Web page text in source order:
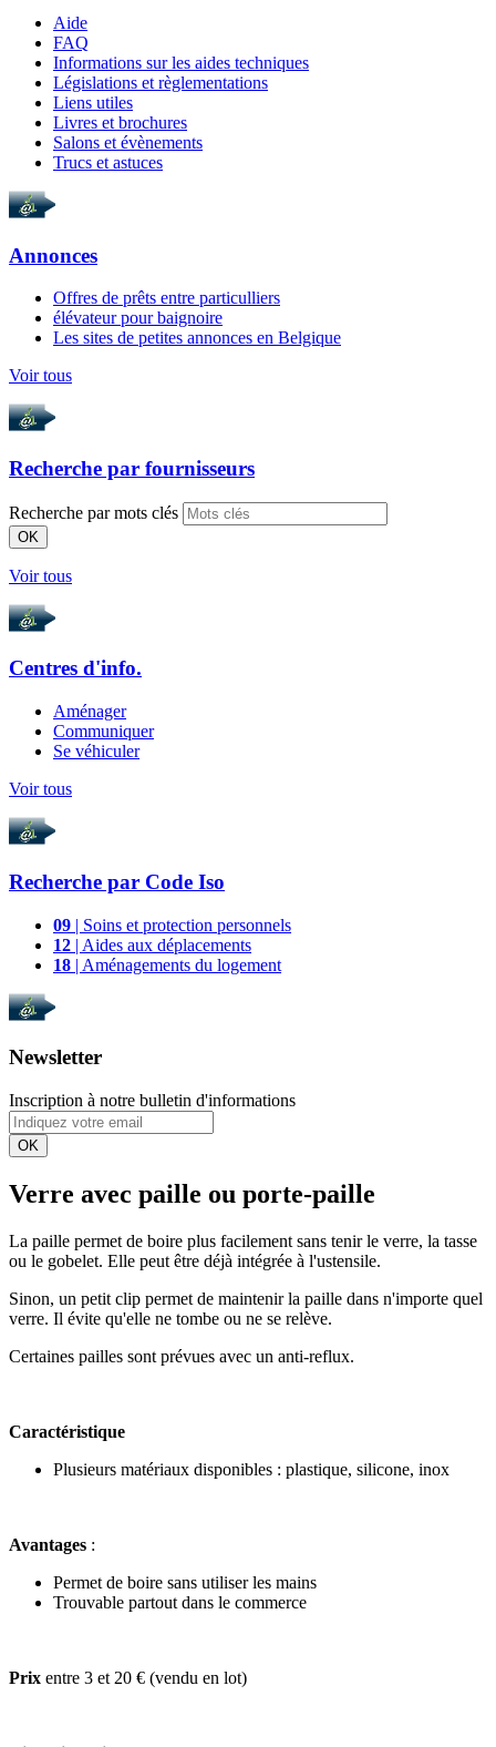
Aide
FAQ
Informations sur les aides techniques
Législations et règlementations
Liens utiles
Livres et brochures
Salons et évènements
Trucs et astuces
Annonces
Offres de prêts entre particulliers
élévateur pour baignoire
Les sites de petites annonces en Belgique
Voir tous
Recherche par fournisseurs
Recherche par mots clés
OK
Voir tous
Centres d'info.
Aménager
Communiquer
Se véhiculer
Voir tous
Recherche par Code Iso
09 | Soins et protection personnels
12 | Aides aux déplacements
18 | Aménagements du logement
Newsletter
Inscription à notre bulletin d'informations
OK
Verre avec paille ou porte-paille
La paille permet de boire plus facilement sans tenir le verre, la tasse
ou le gobelet. Elle peut être déjà intégrée à l'ustensile.
Sinon, un petit clip permet de maintenir la paille dans n'importe quel
verre. Il évite qu'elle ne tombe ou ne se relève.
Certaines pailles sont prévues avec un anti-reflux.
Caractéristique
Plusieurs matériaux disponibles : plastique, silicone, inox
Avantages :
Permet de boire sans utiliser les mains
Trouvable partout dans le commerce
Prix entre 3 et 20 € (vendu en lot)